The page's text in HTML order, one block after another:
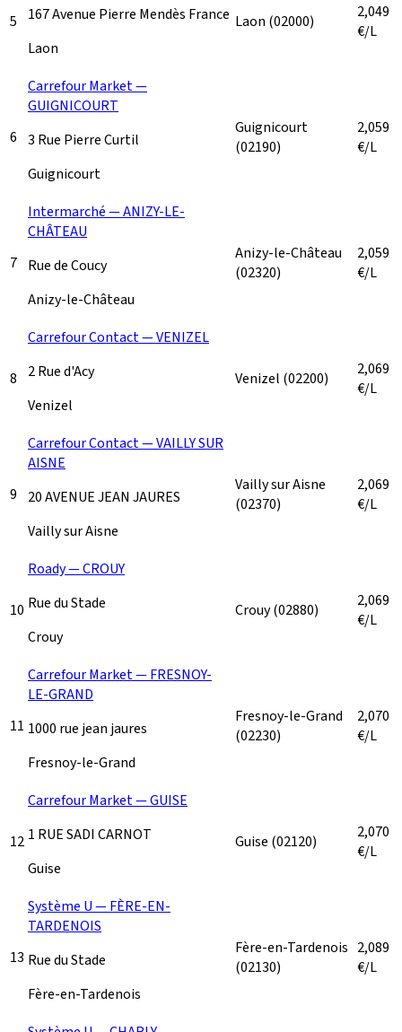
5
167 Avenue Pierre Mendès France
Laon
Laon (02000)
2,049
€/L
6
Carrefour Market —
GUIGNICOURT
3 Rue Pierre Curtil
Guignicourt
Guignicourt
(02190)
2,059
€/L
7
Intermarché — ANIZY-LE-
CHÂTEAU
Rue de Coucy
Anizy-le-Château
Anizy-le-Château
(02320)
2,059
€/L
8
Carrefour Contact — VENIZEL
2 Rue d'Acy
Venizel
Venizel (02200)
2,069
€/L
9
Carrefour Contact — VAILLY SUR
AISNE
20 AVENUE JEAN JAURES
Vailly sur Aisne
Vailly sur Aisne
(02370)
2,069
€/L
10
Roady — CROUY
Rue du Stade
Crouy
Crouy(02880)
2,069
€/L
11
Carrefour Market — FRESNOY-
LE-GRAND
1000 rue jean jaures
Fresnoy-le-Grand
Fresnoy-le-Grand
(02230)
2,070
€/L
12
Carrefour Market — GUISE
1 RUE SADI CARNOT
Guise
Guise (02120)
2,070
€/L
13
Système U — FÈRE-EN-
TARDENOIS
Rue du Stade
Fère-en-Tardenois
Fère-en-Tardenois
(02130)
2,089
€/L